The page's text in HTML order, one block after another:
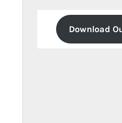
Download